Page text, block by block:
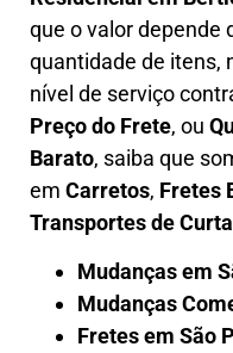
que o valor depende
quantidade de itens,
nível de serviço
Preço do Frete, ou
Barato, saiba que
em Carretos, Fretes
Transportes de
Mudanças em
Mudanças
Fretes em São